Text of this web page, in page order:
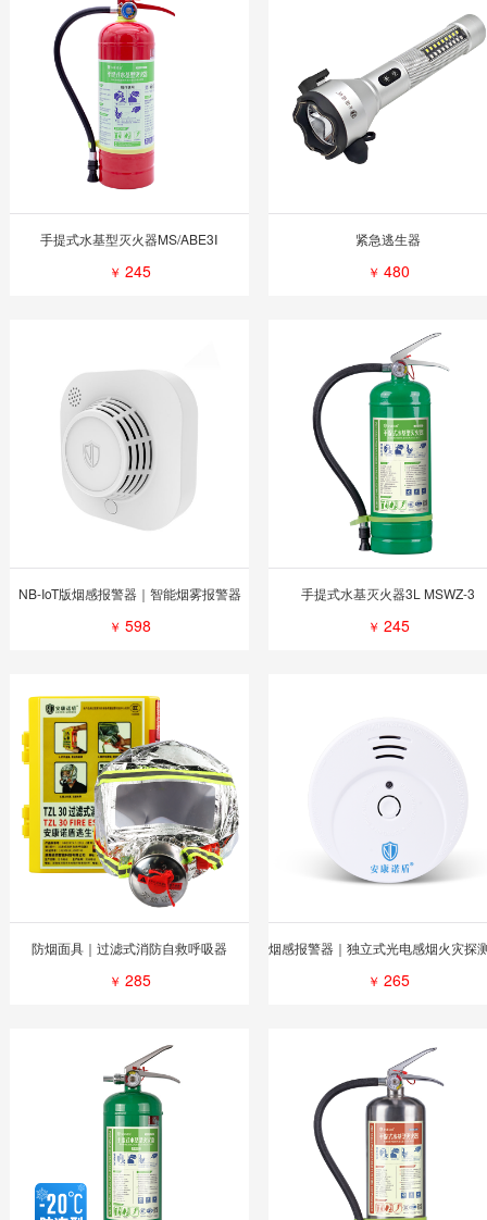
手提式水基型灭火器MS/ABE3Ⅰ
￥ 245
紧急逃生器
￥ 480
NB-IoT版烟感报警器｜智能烟雾报警器
￥ 598
手提式水基灭火器3L MSWZ-3
￥ 245
防烟面具｜过滤式消防自救呼吸器
￥ 285 ￥ 265